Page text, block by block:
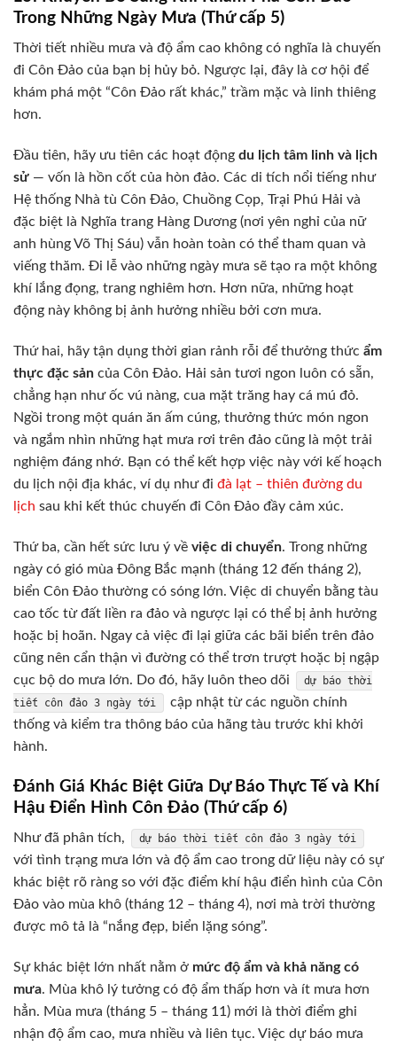
Trong Những Ngày Mưa (Thứ cấp 5)
Thời tiết nhiều mưa và độ ẩm cao không có nghĩa là chuyến
đi Côn Đảo của bạn bị hủy bỏ. Ngược lại, đây là cơ hội để
khám phá một “Côn Đảo rất khác,” trầm mặc và linh thiêng
hơn.
Đầu tiên, hãy ưu tiên các hoạt động du lịch tâm linh và lịch
sử — vốn là hồn cốt của hòn đảo. Các di tích nổi tiếng như
Hệ thống Nhà tù Côn Đảo, Chuồng Cọp, Trại Phú Hải và
đặc biệt là Nghĩa trang Hàng Dương (nơi yên nghỉ của nữ
anh hùng Võ Thị Sáu) vẫn hoàn toàn có thể tham quan và
viếng thăm. Đi lễ vào những ngày mưa sẽ tạo ra một không
khí lắng đọng, trang nghiêm hơn. Hơn nữa, những hoạt
động này không bị ảnh hưởng nhiều bởi cơn mưa.
Thứ hai, hãy tận dụng thời gian rảnh rỗi để thưởng thức ẩm
thực đặc sản của Côn Đảo. Hải sản tươi ngon luôn có sẵn,
chẳng hạn như ốc vú nàng, cua mặt trăng hay cá mú đỏ.
Ngồi trong một quán ăn ấm cúng, thưởng thức món ngon
và ngắm nhìn những hạt mưa rơi trên đảo cũng là một trải
nghiệm đáng nhớ. Bạn có thể kết hợp việc này với kế hoạch
du lịch nội địa khác, ví dụ như đi đà lạt – thiên đường du
lịch sau khi kết thúc chuyến đi Côn Đảo đầy cảm xúc.
Thứ ba, cần hết sức lưu ý về việc di chuyển. Trong những
ngày có gió mùa Đông Bắc mạnh (tháng 12 đến tháng 2),
biển Côn Đảo thường có sóng lớn. Việc di chuyển bằng tàu
cao tốc từ đất liền ra đảo và ngược lại có thể bị ảnh hưởng
hoặc bị hoãn. Ngay cả việc đi lại giữa các bãi biển trên đảo
cũng nên cẩn thận vì đường có thể trơn trượt hoặc bị ngập
cục bộ do mưa lớn. Do đó, hãy luôn theo dõi
dự báo thời
tiết côn đảo 3 ngày tới
cập nhật từ các nguồn chính
thống và kiểm tra thông báo của hãng tàu trước khi khởi
hành.
Đánh Giá Khác Biệt Giữa Dự Báo Thực Tế và Khí
Hậu Điển Hình Côn Đảo (Thứ cấp 6)
Như đã phân tích, dự báo thời tiết côn đảo 3 ngày tới
với tình trạng mưa lớn và độ ẩm cao trong dữ liệu này có sự
khác biệt rõ ràng so với đặc điểm khí hậu điển hình của Côn
Đảo vào mùa khô (tháng 12 – tháng 4), nơi mà trời thường
được mô tả là “nắng đẹp, biển lặng sóng”.
Sự khác biệt lớn nhất nằm ở mức độ ẩm và khả năng có
mưa. Mùa khô lý tưởng có độ ẩm thấp hơn và ít mưa hơn
hẳn. Mùa mưa (tháng 5 – tháng 11) mới là thời điểm ghi
nhận độ ẩm cao, mưa nhiều và liên tục. Việc dự báo mưa